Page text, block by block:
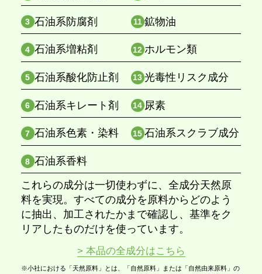
3 石油系防腐剤 11 鉱物油
4 石油系増粘剤 12 ホルモン類
5 石油系酸化防止剤 13 光毒性リスク成分
6 石油系キレート剤 14 尿素
7 石油系色素・染料 15 石油系スクラブ成分
8 石油系香料
これらの成分は一切使わずに、全成分天然原
料を実現。すべての成分を原料からどのよう
に抽出、加工されたかまで確認し、基準をク
リアしたものだけを使っています。
> 本品の全成分はこちら
※小社における「天然原料」とは、「自然原料」または「自然由来原料」の